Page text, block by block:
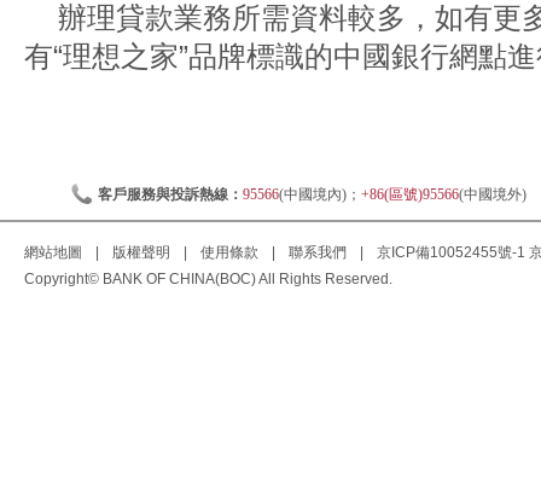
辦理貸款業務所需資料較多，如有更
有“理想之家”品牌標識的中國銀行網點
客戶服務與投訴熱線： 95566(中國境內)； +86(區號)95566(中國境外)
網站地圖 版權聲明 使用條款 聯系我們 京ICP備10052455號-1
Copyright© BANK OF CHINA(BOC) All Rights Reserved.